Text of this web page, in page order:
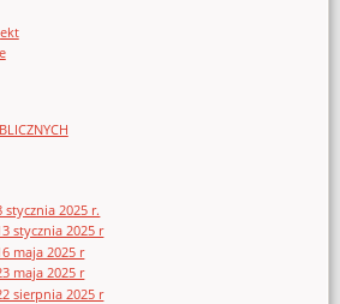
stycznia 2025 r.
stycznia 2025 r
maja 2025 r
maja 2025 r
sierpnia 2025 r